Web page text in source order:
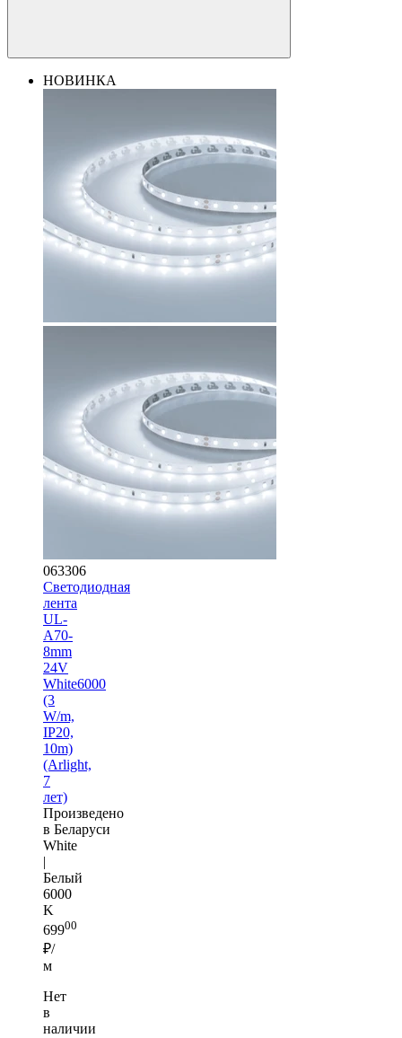
НОВИНКА
063306
Светодиодная
лента
UL-
A70-
8mm
24V
White6000
(3
W/m,
IP20,
10m)
(Arlight,
7
лет)
Произведено
в Беларуси
White
|
Белый
6000
K
69900
₽/
м
Нет
в
наличии